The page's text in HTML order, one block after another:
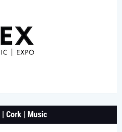
Cork | Music